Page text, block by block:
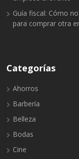
Guía fiscal: Cómo
para comprar otra
Categorías
Ahorros
Barbería
Belleza
Bodas
Cine